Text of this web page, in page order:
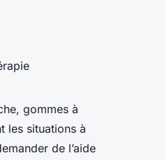
gommes à
les situations à
de l’aide